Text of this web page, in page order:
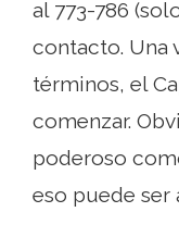
al 773-786
contacto. Una
términos, el
comenzar.
poderoso
eso puede ser